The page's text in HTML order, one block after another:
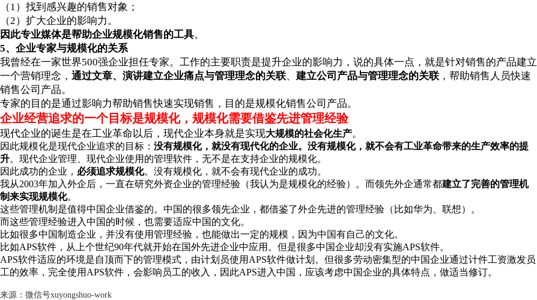
（1）找到感兴趣的销售对象；
（2）扩大企业的影响力。
因此专业媒体是帮助企业规模化销售的工具。
5、企业专家与规模化的关系
我曾经在一家世界500强企业担任专家。工作的主要职责是提升企业的影响力，说的具体一点，就是针对销售的产品建立
一个营销理念， 通过文章、演讲建立企业痛点与管理理念的关联、 建立公司产品与管理理念的关联 ，帮助销售人员快速
销售公司产品。
专家的目的是通过影响力帮助销售快速实现销售，目的是规模化销售公司产品。
企业经营追求的一个目标是规模化，规模化需要借鉴先进管理经验
现代企业的诞生是在工业革命以后，现代企业本身就是实现大规模的社会化生产。
因此规模化是现代企业追求的目标： 没有规模化，就没有现代化的企业。没有规模化，就不会有工业革命带来的生产效率的提
升。现代企业管理、现代企业使用的管理软件，无不是在支持企业的规模化。
因此成功的企业， 必须追求规模化。没有规模化，就不会有现代企业的成功。
我从2003年加入外企后，一直在研究外资企业的管理经验（我认为是规模化的经验）。而领先外企通常都建立了完善的管理机
制来实现规模化。
这些管理机制是值得中国企业借鉴的。中国的很多领先企业，都借鉴了外企先进的管理经验（比如华为、联想）。
而这些管理经验进入中国的时候，也需要适应中国的文化。
比如很多中国制造企业，并没有使用管理经验，也能做出一定的规模，因为中国有自己的文化。
比如APS软件 ，从上个世纪90年代就开始在国外先进企业中应用。但是很多中国企业却没有实施APS软件。
APS软件适应的环境是自顶而下的管理模式，由计划员使用APS软件做计划。但很多劳动密集型的中国企业通过计件工资激发员
工的效率，完全使用APS软件，会影响员工的收入，因此APS进入中国，应该考虑中国企业的具体特点，做适当修订。
来源：微信号xuyongshuo-work